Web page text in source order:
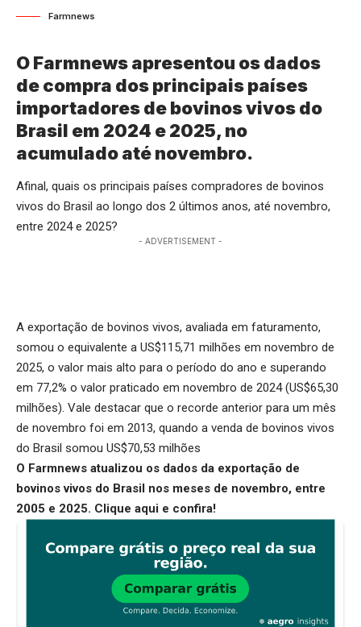
Farmnews
O Farmnews apresentou os dados
de compra dos principais países
importadores de bovinos vivos do
Brasil em 2024 e 2025, no
acumulado até novembro.
Afinal, quais os principais países compradores de bovinos
vivos do Brasil ao longo dos 2 últimos anos, até novembro,
entre 2024 e 2025?
- ADVERTISEMENT -
A exportação de bovinos vivos, avaliada em faturamento,
somou o equivalente a US$115,71 milhões em novembro de
2025, o valor mais alto para o período do ano e superando
em 77,2% o valor praticado em novembro de 2024 (US$65,30
milhões). Vale destacar que o recorde anterior para um mês
de novembro foi em 2013, quando a venda de bovinos vivos
do Brasil somou US$70,53 milhões
O Farmnews atualizou os dados da exportação de
bovinos vivos do Brasil nos meses de novembro, entre
2005 e 2025. Clique aqui e confira!